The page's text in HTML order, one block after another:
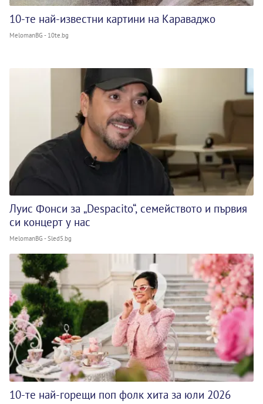
10-те най-известни картини на Караваджо
MelomanBG - 10te.bg
Луис Фонси за „Despacito“, семейството и първия
си концерт у нас
MelomanBG - Sled5.bg
10-те най-горещи поп фолк хита за юли 2026